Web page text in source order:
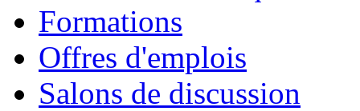
Formations
Offres d'emplois
Salons de discussion